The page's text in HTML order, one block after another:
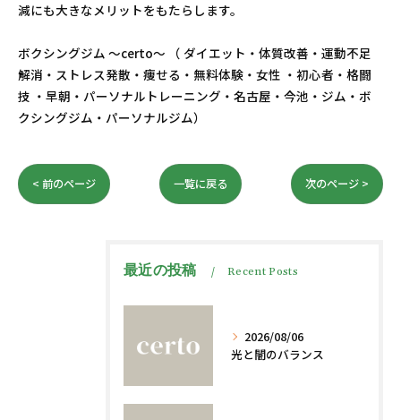
減にも大きなメリットをもたらします。
ボクシングジム ～certo～ （ ダイエット・体質改善・運動不足
解消・ストレス発散・痩せる・無料体験・女性 ・初心者・格闘
技 ・早朝・パーソナルトレーニング・名古屋・今池・ジム・ボ
クシングジム・パーソナルジム）
< 前のページ 一覧に戻る 次のページ >
最近の投稿 Recent Posts
2026/08/06
光と闇のバランス